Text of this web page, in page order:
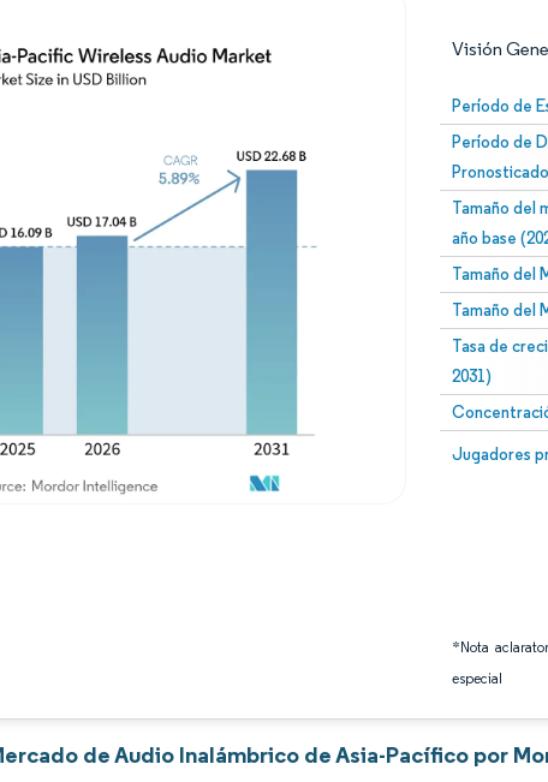
Visión
Período de
Período de
Tamaño del
año base
Tamaño del
Tamaño del
Tasa de
2031)
Jugadores
*Nota
especial
Imagen ©
Imagen © Mordor Intelligence. El uso requiere atribución según
de Audio Inalámbrico de Asia-Pacífico por